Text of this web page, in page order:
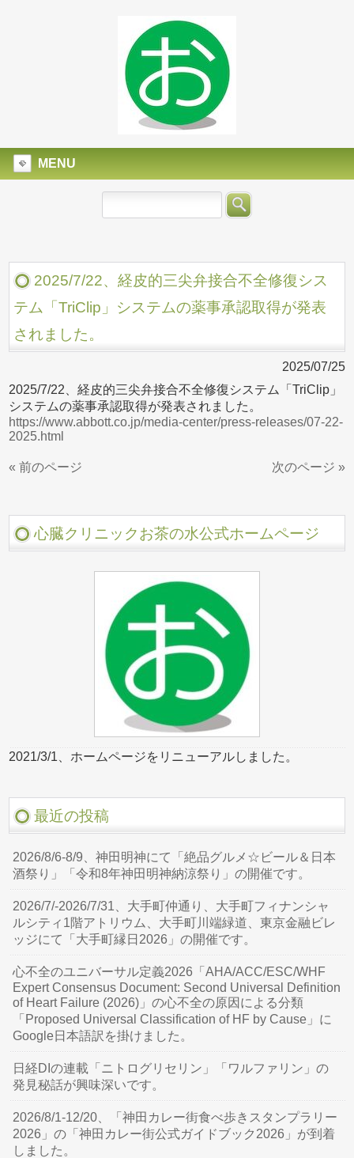
MENU
2025/7/22、経皮的三尖弁接合不全修復シス
テム「TriClip」システムの薬事承認取得が発表
されました。
2025/07/25
2025/7/22、経皮的三尖弁接合不全修復システム「TriClip」
システムの薬事承認取得が発表されました。
https://www.abbott.co.jp/media-center/press-releases/07-22-
2025.html
« 前のページ 次のページ »
心臓クリニックお茶の水公式ホームページ
2021/3/1、ホームページをリニューアルしました。
最近の投稿
2026/8/6-8/9、神田明神にて「絶品グルメ☆ビール＆日本
酒祭り」「令和8年神田明神納涼祭り」の開催です。
2026/7/-2026/7/31、大手町仲通り、大手町フィナンシャ
ルシティ1階アトリウム、大手町川端緑道、東京金融ビレ
ッジにて「大手町縁日2026」の開催です。
心不全のユニバーサル定義2026「AHA/ACC/ESC/WHF
Expert Consensus Document: Second Universal Definition
of Heart Failure (2026)」の心不全の原因による分類
「Proposed Universal Classification of HF by Cause」に
Google日本語訳を掛けました。
日経DIの連載「ニトログリセリン」「ワルファリン」の
発見秘話が興味深いです。
2026/8/1-12/20、「神田カレー街食べ歩きスタンプラリー
2026」の「神田カレー街公式ガイドブック2026」が到着
しました。